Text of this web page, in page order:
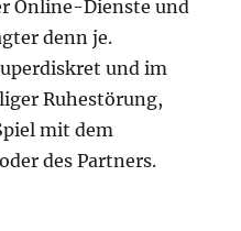
Online-Dienste und
denn je.
und im
Ruhestörung,
mit dem
des Partners.